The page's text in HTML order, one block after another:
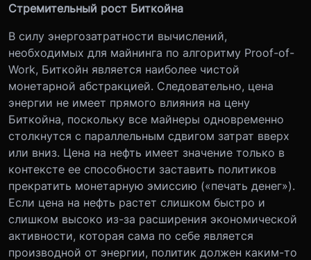
Стремительный рост Биткойна
В силу энергозатратности вычислений,
необходимых для майнинга по алгоритму Proof-of-
Work, Биткойн является наиболее чистой
монетарной абстракцией. Следовательно, цена
энергии не имеет прямого влияния на цену
Биткойна, поскольку все майнеры одновременно
столкнутся с параллельным сдвигом затрат вверх
или вниз. Цена на нефть имеет значение только в
контексте ее способности заставить политиков
прекратить монетарную эмиссию («печать денег»).
Если цена на нефть растет слишком быстро и
слишком высоко из-за расширения экономической
активности, которая сама по себе является
производной от энергии, политик должен каким-то